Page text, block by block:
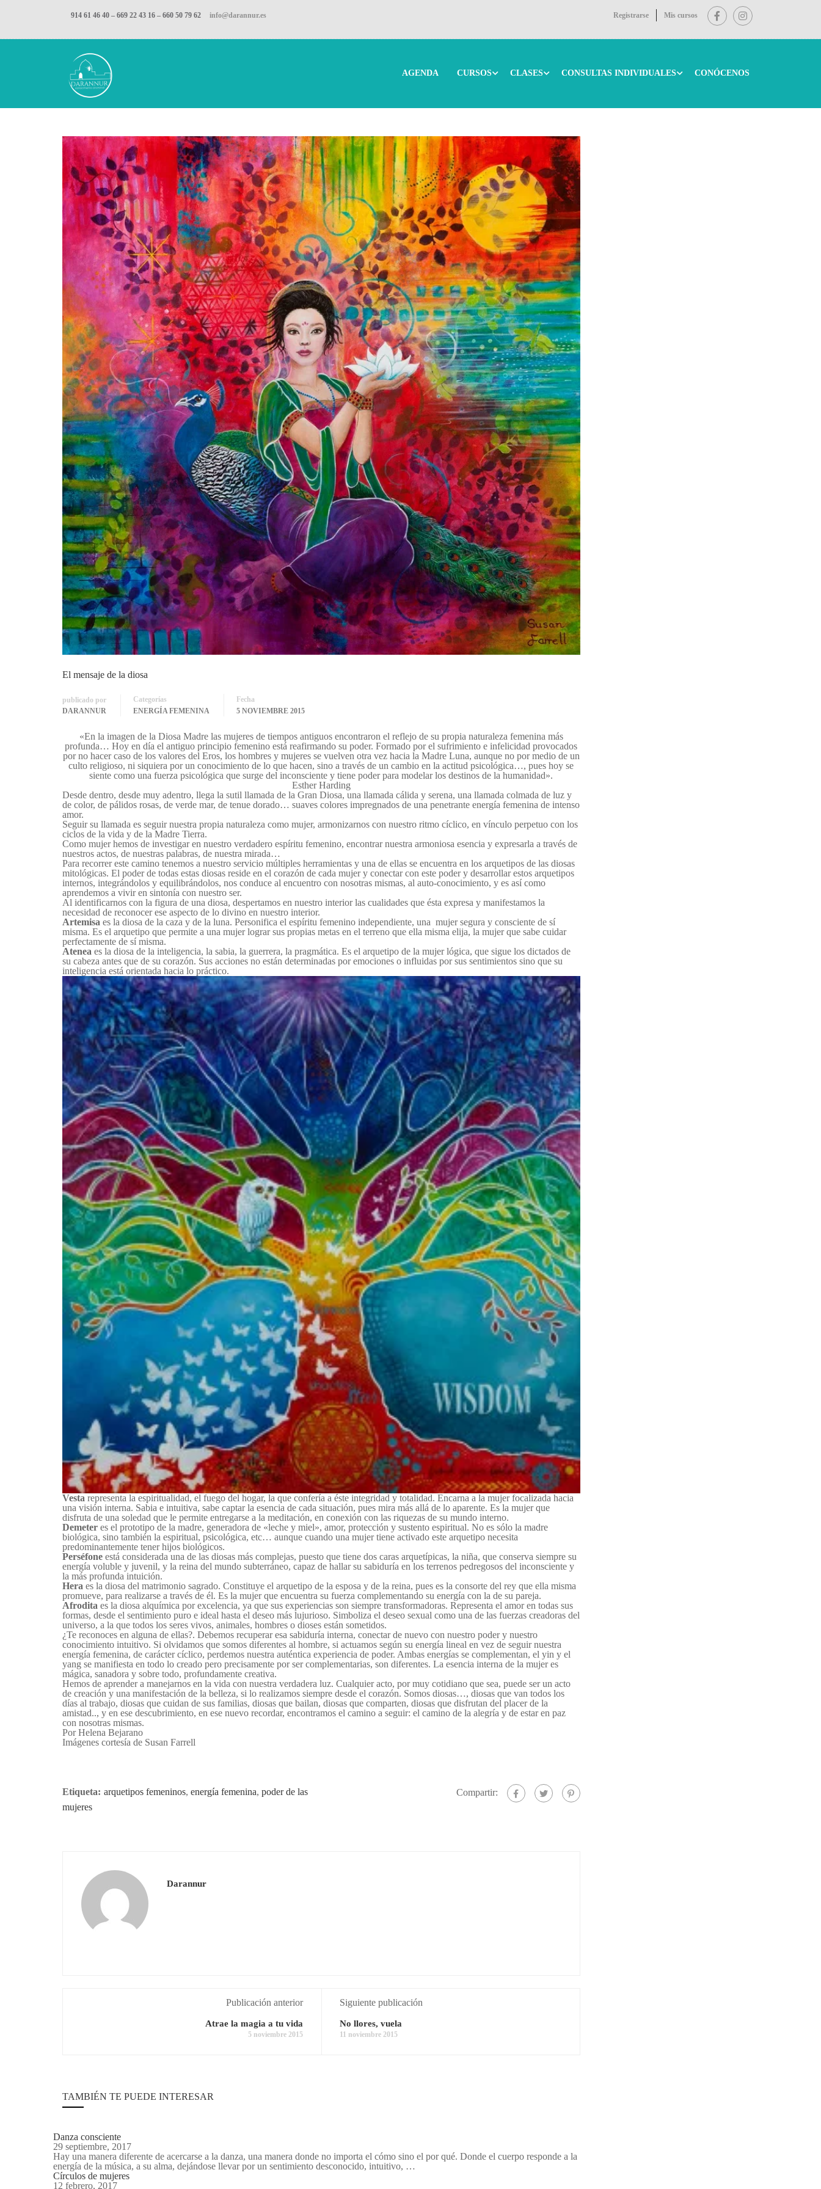
914 61 46 40 – 669 22 43 16 – 660 50 79 62 info@darannur.es Registrarse Mis cursos
AGENDA CURSOS CLASES CONSULTAS INDIVIDUALES CONÓCENOS
Inicio Blog
El mensaje de la diosa
publicado por
DARANNUR
Categorías
ENERGÍA FEMENINA
Fecha
5 NOVIEMBRE 2015
«En la imagen de la Diosa Madre las mujeres de tiempos antiguos encontraron el reflejo de su propia naturaleza femenina más
profunda… Hoy en día el antiguo principio femenino está reafirmando su poder. Formado por el sufrimiento e infelicidad provocados
por no hacer caso de los valores del Eros, los hombres y mujeres se vuelven otra vez hacia la Madre Luna, aunque no por medio de un
culto religioso, ni siquiera por un conocimiento de lo que hacen, sino a través de un cambio en la actitud psicológica…, pues hoy se
siente como una fuerza psicológica que surge del inconsciente y tiene poder para modelar los destinos de la humanidad».
Esther Harding
Desde dentro, desde muy adentro, llega la sutil llamada de la Gran Diosa, una llamada cálida y serena, una llamada colmada de luz y
de color, de pálidos rosas, de verde mar, de tenue dorado… suaves colores impregnados de una penetrante energía femenina de intenso
amor.
Seguir su llamada es seguir nuestra propia naturaleza como mujer, armonizarnos con nuestro ritmo cíclico, en vínculo perpetuo con los
ciclos de la vida y de la Madre Tierra.
Como mujer hemos de investigar en nuestro verdadero espíritu femenino, encontrar nuestra armoniosa esencia y expresarla a través de
nuestros actos, de nuestras palabras, de nuestra mirada…
Para recorrer este camino tenemos a nuestro servicio múltiples herramientas y una de ellas se encuentra en los arquetipos de las diosas
mitológicas. El poder de todas estas diosas reside en el corazón de cada mujer y conectar con este poder y desarrollar estos arquetipos
internos, integrándolos y equilibrándolos, nos conduce al encuentro con nosotras mismas, al auto-conocimiento, y es así como
aprendemos a vivir en sintonía con nuestro ser.
Al identificarnos con la figura de una diosa, despertamos en nuestro interior las cualidades que ésta expresa y manifestamos la
necesidad de reconocer ese aspecto de lo divino en nuestro interior.
Artemisa es la diosa de la caza y de la luna. Personifica el espíritu femenino independiente, una mujer segura y consciente de sí
misma. Es el arquetipo que permite a una mujer lograr sus propias metas en el terreno que ella misma elija, la mujer que sabe cuidar
perfectamente de sí misma.
Atenea es la diosa de la inteligencia, la sabia, la guerrera, la pragmática. Es el arquetipo de la mujer lógica, que sigue los dictados de
su cabeza antes que de su corazón. Sus acciones no están determinadas por emociones o influidas por sus sentimientos sino que su
inteligencia está orientada hacia lo práctico.
Vesta representa la espiritualidad, el fuego del hogar, la que confería a éste integridad y totalidad. Encarna a la mujer focalizada hacia
una visión interna. Sabia e intuitiva, sabe captar la esencia de cada situación, pues mira más allá de lo aparente. Es la mujer que
disfruta de una soledad que le permite entregarse a la meditación, en conexión con las riquezas de su mundo interno.
Demeter es el prototipo de la madre, generadora de «leche y miel», amor, protección y sustento espiritual. No es sólo la madre
biológica, sino también la espiritual, psicológica, etc… aunque cuando una mujer tiene activado este arquetipo necesita
predominantemente tener hijos biológicos.
Perséfone está considerada una de las diosas más complejas, puesto que tiene dos caras arquetípicas, la niña, que conserva siempre su
energía voluble y juvenil, y la reina del mundo subterráneo, capaz de hallar su sabiduría en los terrenos pedregosos del inconsciente y
la más profunda intuición.
Hera es la diosa del matrimonio sagrado. Constituye el arquetipo de la esposa y de la reina, pues es la consorte del rey que ella misma
promueve, para realizarse a través de él. Es la mujer que encuentra su fuerza complementando su energía con la de su pareja.
Afrodita es la diosa alquímica por excelencia, ya que sus experiencias son siempre transformadoras. Representa el amor en todas sus
formas, desde el sentimiento puro e ideal hasta el deseo más lujurioso. Simboliza el deseo sexual como una de las fuerzas creadoras del
universo, a la que todos los seres vivos, animales, hombres o dioses están sometidos.
¿Te reconoces en alguna de ellas?. Debemos recuperar esa sabiduría interna, conectar de nuevo con nuestro poder y nuestro
conocimiento intuitivo. Si olvidamos que somos diferentes al hombre, si actuamos según su energía lineal en vez de seguir nuestra
energía femenina, de carácter cíclico, perdemos nuestra auténtica experiencia de poder. Ambas energías se complementan, el yin y el
yang se manifiesta en todo lo creado pero precisamente por ser complementarias, son diferentes. La esencia interna de la mujer es
mágica, sanadora y sobre todo, profundamente creativa.
Hemos de aprender a manejarnos en la vida con nuestra verdadera luz. Cualquier acto, por muy cotidiano que sea, puede ser un acto
de creación y una manifestación de la belleza, si lo realizamos siempre desde el corazón. Somos diosas…, diosas que van todos los
días al trabajo, diosas que cuidan de sus familias, diosas que bailan, diosas que comparten, diosas que disfrutan del placer de la
amistad.., y en ese descubrimiento, en ese nuevo recordar, encontramos el camino a seguir: el camino de la alegría y de estar en paz
con nosotras mismas.
PorHelena Bejarano
Imágenes cortesía de Susan Farrell
Etiqueta: arquetipos femeninos, energía femenina, poder de las
mujeres
Compartir:
Darannur
Publicación anterior
Atrae la magia a tu vida
5 noviembre 2015
Siguiente publicación
No llores, vuela
11 noviembre 2015
TAMBIÉN TE PUEDE INTERESAR
Danza consciente
29 septiembre, 2017
Hay una manera diferente de acercarse a la danza, una manera donde no importa el cómo sino el por qué. Donde el cuerpo responde a la
energía de la música, a su alma, dejándose llevar por un sentimiento desconocido, intuitivo, …
Círculos de mujeres
12 febrero, 2017